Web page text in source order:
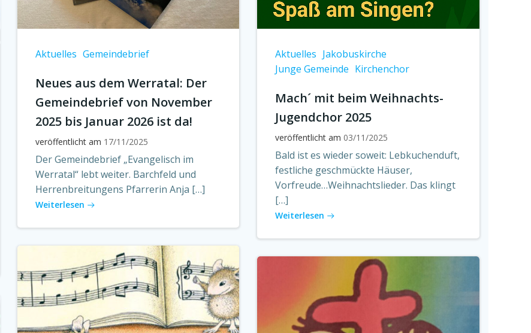
Aktuelles Gemeindebrief
Neues aus dem Werratal: Der
Gemeindebrief von November
2025 bis Januar 2026 ist da!
veröffentlicht am 17/11/2025
Der Gemeindebrief „Evangelisch im
Werratal“ lebt weiter. Barchfeld und
Herrenbreitungens Pfarrerin Anja […]
Weiterlesen
Aktuelles Jakobuskirche
Junge Gemeinde Kirchenchor
Mach´ mit beim Weihnachts-
Jugendchor 2025
veröffentlicht am 03/11/2025
Bald ist es wieder soweit: Lebkuchenduft,
festliche geschmückte Häuser,
Vorfreude…Weihnachtslieder. Das klingt
[…]
Weiterlesen